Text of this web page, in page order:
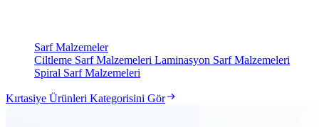
Sarf Malzemeler
Ciltleme Sarf Malzemeleri Laminasyon Sarf Malzemeleri
Spiral Sarf Malzemeleri
Kırtasiye Ürünleri Kategorisini Gör